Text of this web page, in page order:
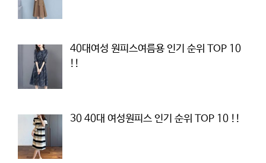
40대여성 원피스여름용 인기 순위 TOP 10
!!
30 40대 여성원피스 인기 순위 TOP 10 !!